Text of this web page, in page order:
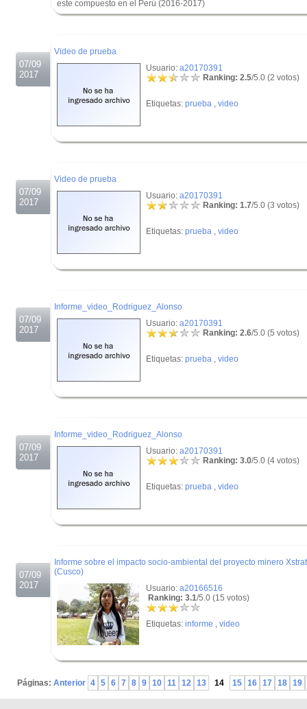
este compuesto en el Perú (2016-2017)
07/09
2017
Video de prueba
Usuario: a20170391
Ranking: 2.5/5.0 (2 votos)
Etiquetas: prueba , video
07/09
2017
Video de prueba
Usuario: a20170391
Ranking: 1.7/5.0 (3 votos)
Etiquetas: prueba , video
07/09
2017
Informe_video_Rodriguez_Alonso
Usuario: a20170391
Ranking: 2.6/5.0 (5 votos)
Etiquetas: prueba , video
07/09
2017
Informe_video_Rodriguez_Alonso
Usuario: a20170391
Ranking: 3.0/5.0 (4 votos)
Etiquetas: prueba , video
07/09
2017
Informe sobre el impacto socio-ambiental del proyecto minero
(Cusco)
Usuario: a20166516
Ranking: 3.1/5.0 (15 votos)
Etiquetas: informe , video
Páginas: Anterior 4 5 6 7 8 9 10 11 12 13 14 15 16 17 18 19